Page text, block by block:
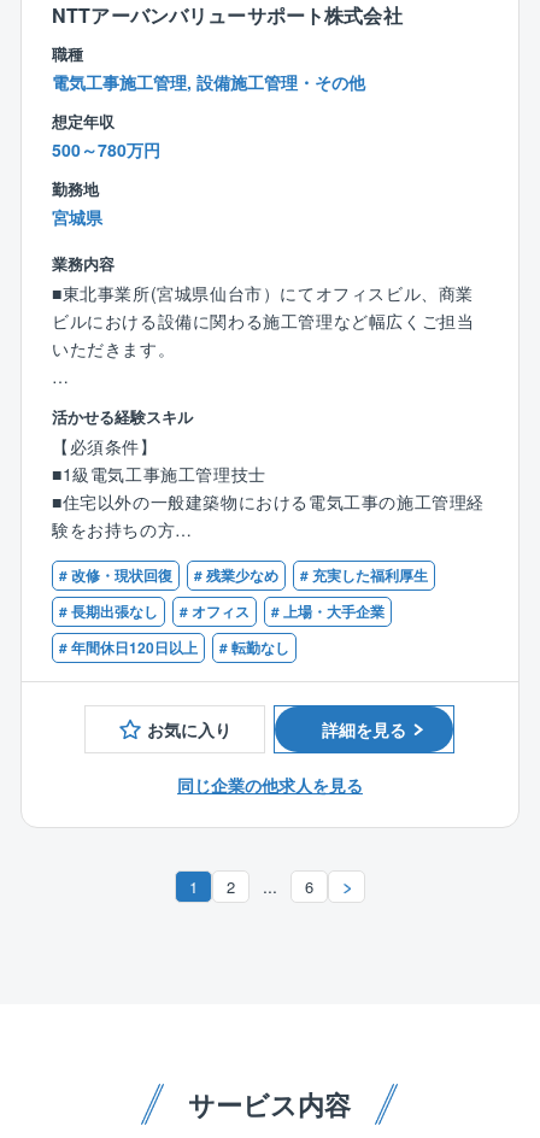
貫体制において、マンション管理を担う同社。
野村不動産からの安定した新築物件供給もあり、管理
戸数は10万戸を超える。
無借金経営を続けながら順調に業績を伸ばしており、
ストック産業ならではの安定性と将来性を誇っていま
す。
同社のフィールドは管理業務から、より快適で豊かな
生活を提案する「ライフコンサルティング業務」へと
【働き方改革にも積極的に取り組んでいます！】
同社では、全職種にて夜勤や休日出勤、PCが20時に強
制シャットダウンなど残業を減らしていく取り組みを
申告とログに30分以上の相違がある場合は上長に指摘
が入る仕組みになっているという徹底ぶり。
課部長などの管理職の評価査定には、部下の労務管理
に関する項目があり、会社全体で、働き方改革に取り
組んでいく姿勢を整えています。
その姿勢は、形ある「モノ」ではなく、「サービス」
の提供を商品とする会社だからこそ、サービスの提供
に欠かせない「人」を大切したいという考えのもと
に、成り立っています。
■野村不動産グループの安定した環境／充実の福利厚生
東証プライム市場上場の野村不動産ホールディングス
を完備。頑張りをしっかり評価する明確な評価制度や
に伴い、管理戸数や売り上げも順調に推移しておりま
NTTアーバンバリューサポート株式会社
職種
電気工事施工管理, 設備施工管理・その他
想定年収
500～780万円
勤務地
宮城県
業務内容
■東北事業所(宮城県仙台市）にてオフィスビル、商業
ビルにおける設備に関わる施工管理など幅広くご担当
いただきます。
【具体的には】
■オフィスビル、商業ビルにおける設備に関わる施工管
理
■受託管理をしているオフィスビルの建物設備の維持管
理
■オーナーやテナントへの計画立案、予算策定、契約、
進捗報告
■協力会社への見積査定、契約、品質管理、工程管理、
安全管理、完成検査
■リニューアル工事、入退去工事
■中長期修繕計画の策定/実施
■大規模修繕工事の設計監理/工事管理
■退去に伴うオフィス移転業務等
策定、建物・設備の維持管理など幅広い業務の中か
【同社の魅力】
★担当していただく工事は大規模なものから、5～10万
円ほどの小中規模のものまで様々です。
活かせる経験スキル
【必須条件】
■1級電気工事施工管理技士
■住宅以外の一般建築物における電気工事の施工管理経
験をお持ちの方
【歓迎条件】
■総合建設業・設備工事会社や不動産管理業などの業界
経験者
■電気主任技術者
# 改修・現状回復 # 残業少なめ
# 充実した福利厚生
# 長期出張なし
# オフィス
# 上場・大手企業
# 年間休日120日以上
# 転勤なし
お気に入り 詳細を見る
同じ企業の他求人を見る
1 2 ... 6
サービス内容